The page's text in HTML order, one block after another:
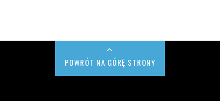
POWRÓT NA GÓRĘ STRONY